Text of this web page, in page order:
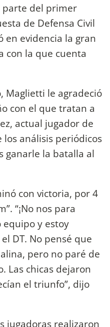
parte del primer
de Defensa Civil
en evidencia la gran
con la que cuenta
Maglietti le agradeció
con el que tratan a
actual jugador de
análisis periódicos
ganarle la batalla al
con victoria, por 4
“¡No nos para
equipo y estoy
DT. No pensé que
pero no paré de
Las chicas dejaron
el triunfo”, dijo
jugadoras realizaron